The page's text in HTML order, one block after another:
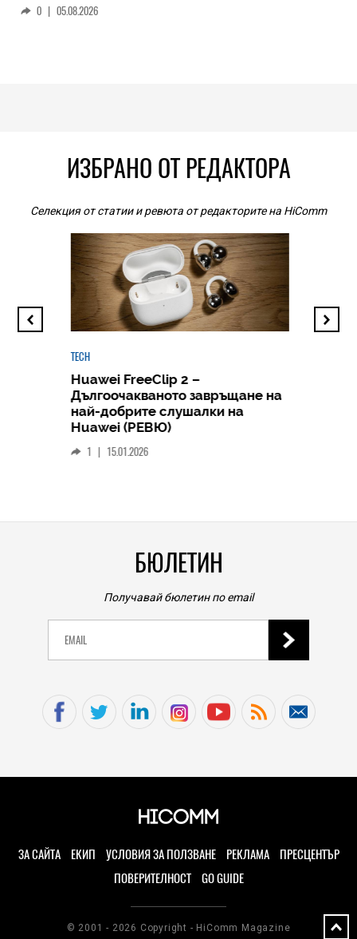
0 | 05.08.2026
ИЗБРАНО ОТ РЕДАКТОРА
Селекция от статии и ревюта от редакторите на HiComm
TECH
Huawei FreeClip 2 –
Дългоочакваното завръщане на
най-добрите слушалки на
Huawei (РЕВЮ)
1 | 15.01.2026
БЮЛЕТИН
Получавай бюлетин по email
ЗА САЙТА ЕКИП УСЛОВИЯ ЗА ПОЛЗВАНЕ РЕКЛАМА
ПРЕСЦЕНТЪР
ПОВЕРИТЕЛНОСТ
GO GUIDE
© 2001 - 2026 Copyright - HiComm Magazine